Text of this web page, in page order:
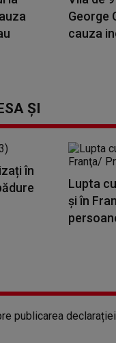
George
cauza
ȘI
în
Lupta
şi în